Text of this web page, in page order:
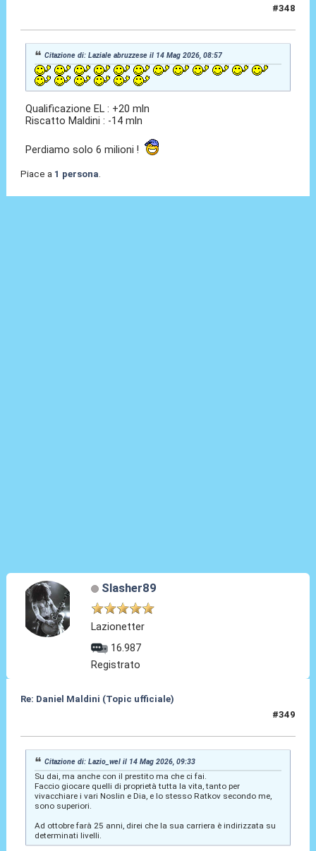
#348
Citazione di: Laziale abruzzese il 14 Mag 2026, 08:57
Qualificazione EL : +20 mln
Riscatto Maldini : -14 mln
Perdiamo solo 6 milioni !
Piace a 1 persona.
Slasher89
Lazionetter
16.987
Registrato
Re: Daniel Maldini (Topic ufficiale)
#349
Citazione di: Lazio_wel il 14 Mag 2026, 09:33
Su dai, ma anche con il prestito ma che ci fai.
Faccio giocare quelli di proprietà tutta la vita, tanto per
vivacchiare i vari Noslin e Dia, e lo stesso Ratkov secondo me,
sono superiori.
Ad ottobre farà 25 anni, direi che la sua carriera è indirizzata su
determinati livelli.